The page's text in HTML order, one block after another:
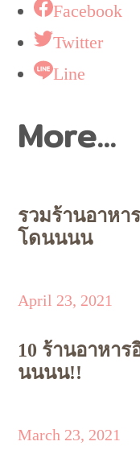
Facebook
Twitter
Line
More...
รวมร้านอาหา
โดนนนน
April 23, 2021
10 ร้านอาหา
นนนน!!
March 23, 2021